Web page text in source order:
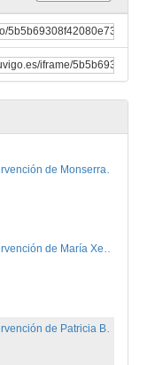
"Nós-Outras" intervención de María Xesús Nogueira Pereira